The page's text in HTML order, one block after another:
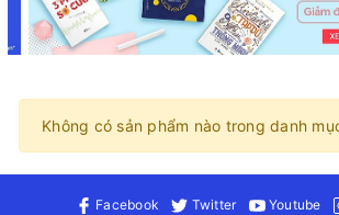
Không có sản phẩm nào trong danh
Facebook Twitter Youtube